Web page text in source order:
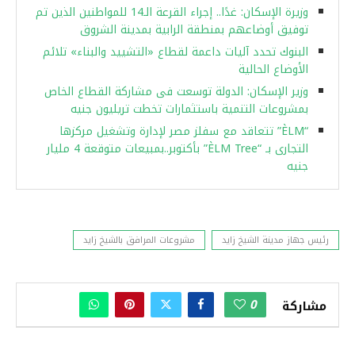
وزيرة الإسكان: غدًا.. إجراء القرعة الـ14 للمواطنين الذين تم
توفيق أوضاعهم بمنطقة الرابية بمدينة الشروق
البنوك تحدد آليات داعمة لقطاع «التشييد والبناء» تلائم
الأوضاع الحالية
وزير الإسكان: الدولة توسعت فى مشاركة القطاع الخاص
بمشروعات التنمية باستثمارات تخطت تريليون جنيه
“ÈLM” تتعاقد مع سفلز مصر لإدارة وتشغيل مركزها
التجارى بـ “ÈLM Tree” بأكتوبر..بمبيعات متوقعة 4 مليار
جنيه
رئيس جهاز مدينة الشيخ زايد مشروعات المرافق بالشيخ زايد
مشاركة 0